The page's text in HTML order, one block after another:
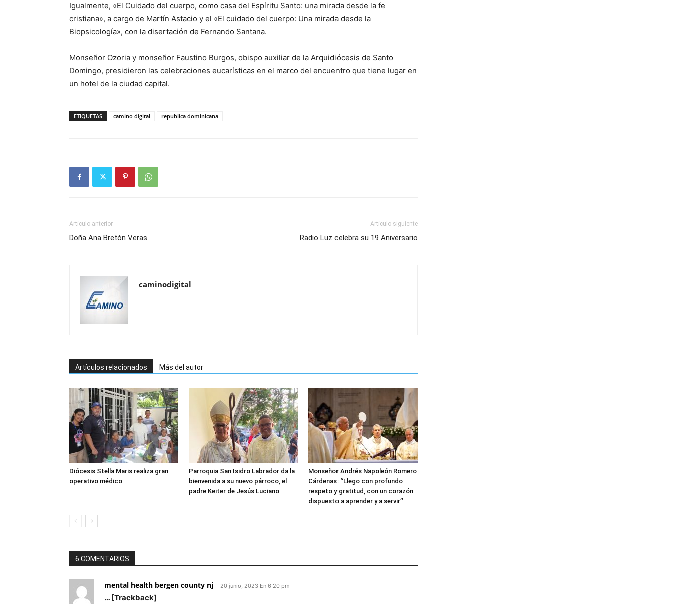
Igualmente, «El Cuidado del cuerpo, como casa del Espíritu Santo: una mirada desde la fe
cristiana», a cargo de Martín Astacio y el «El cuidado del cuerpo: Una mirada desde la
Biopsicología», con la disertación de Fernando Santana.
Monseñor Ozoria y monseñor Faustino Burgos, obispo auxiliar de la Arquidiócesis de Santo
Domingo, presidieron las celebraciones eucarísticas en el marco del encuentro que tiene lugar en
un hotel de la ciudad capital.
ETIQUETAS camino digital republica dominicana
Artículo anterior
Doña Ana Bretón Veras
Artículo siguiente
Radio Luz celebra su 19 Aniversario
caminodigital
Artículos relacionados Más del autor
Diócesis Stella Maris realiza gran
operativo médico
Parroquia San Isidro Labrador da la
bienvenida a su nuevo párroco, el
padre Keiter de Jesús Luciano
Monseñor Andrés Napoleón Romero
Cárdenas: ‘‘Llego con profundo
respeto y gratitud, con un corazón
dispuesto a aprender y a servir’’
6 COMENTARIOS
mental health bergen county nj 20 junio, 2023 En 6:20 pm
… [Trackback]